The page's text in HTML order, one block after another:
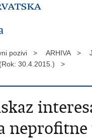
pozivi > ARHIVA >
30.4.2015.) >
neprofitne